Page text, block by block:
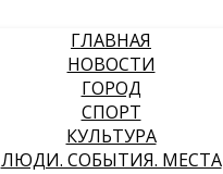
ГЛАВНАЯ
НОВОСТИ
ГОРОД
СПОРТ
КУЛЬТУРА
ЛЮДИ. СОБЫТИЯ. МЕСТА